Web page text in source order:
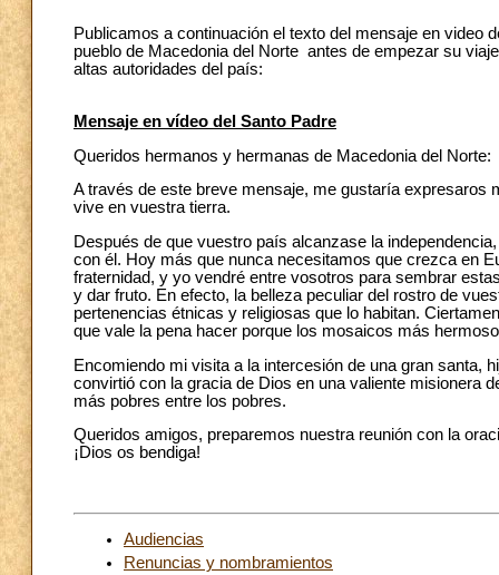
Publicamos a continuación el texto del mensaje en video
pueblo de Macedonia del Norte antes de empezar su
altas autoridades del país:
Mensaje en vídeo del Santo Padre
Queridos hermanos y hermanas de Macedonia del Norte:
A través de este breve mensaje, me gustaría expresaros
vive en vuestra tierra.
Después de que vuestro país alcanzase la
con él. Hoy más que nunca necesitamos que crezca en
fraternidad, y yo vendré entre vosotros para sembrar
y dar fruto. En efecto, la belleza peculiar del rostro de
pertenencias étnicas y religiosas que lo habitan.
que vale la pena hacer porque los mosaicos más
Encomiendo mi visita a la intercesión de una gran santa,
convirtió con la gracia de Dios en una valiente misionera
más pobres entre los pobres.
Queridos amigos, preparemos nuestra reunión con la
¡Dios os bendiga!
Audiencias
Renuncias y nombramientos